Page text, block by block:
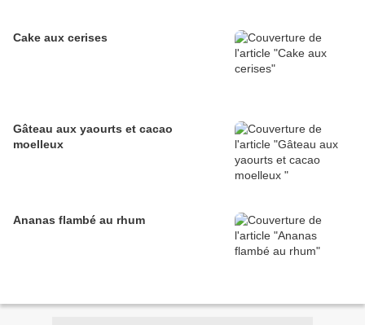
Cake aux cerises
Gâteau aux yaourts et cacao
moelleux
Ananas flambé au rhum